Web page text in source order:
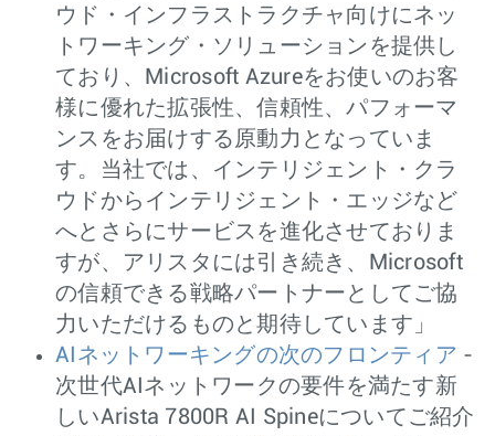
ウド・インフラストラクチャ向けにネッ
トワーキング・ソリューションを提供し
ており、Microsoft Azureをお使いのお客
様に優れた拡張性、信頼性、パフォーマ
ンスをお届けする原動力となっていま
す。当社では、インテリジェント・クラ
ウドからインテリジェント・エッジなど
へとさらにサービスを進化させておりま
すが、アリスタには引き続き、Microsoft
の信頼できる戦略パートナーとしてご協
力いただけるものと期待しています」
AIネットワーキングの次のフロンティア -
次世代AIネットワークの要件を満たす新
しいArista 7800R AI Spineについてご紹介